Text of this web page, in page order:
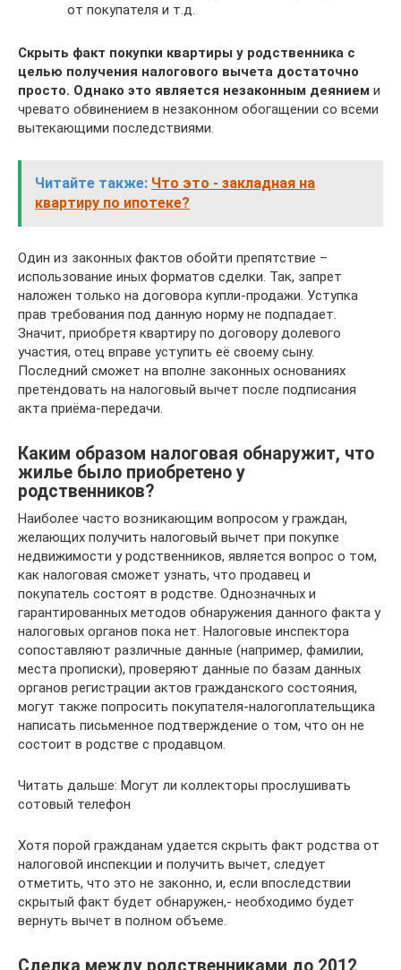
от покупателя и т.д.
Скрыть факт покупки квартиры у родственника с
целью получения налогового вычета достаточно
просто. Однако это является незаконным деянием и
чревато обвинением в незаконном обогащении со всеми
вытекающими последствиями.
Читайте также: Что это - закладная на
квартиру по ипотеке?
Один из законных фактов обойти препятствие –
использование иных форматов сделки. Так, запрет
наложен только на договора купли-продажи. Уступка
прав требования под данную норму не подпадает.
Значит, приобретя квартиру по договору долевого
участия, отец вправе уступить её своему сыну.
Последний сможет на вполне законных основаниях
претендовать на налоговый вычет после подписания
акта приёма-передачи.
Каким образом налоговая обнаружит, что
жилье было приобретено у
родственников?
Наиболее часто возникающим вопросом у граждан,
желающих получить налоговый вычет при покупке
недвижимости у родственников, является вопрос о том,
как налоговая сможет узнать, что продавец и
покупатель состоят в родстве. Однозначных и
гарантированных методов обнаружения данного факта у
налоговых органов пока нет. Налоговые инспектора
сопоставляют различные данные (например, фамилии,
места прописки), проверяют данные по базам данных
органов регистрации актов гражданского состояния,
могут также попросить покупателя-налогоплательщика
написать письменное подтверждение о том, что он не
состоит в родстве с продавцом.
Читать дальше: Могут ли коллекторы прослушивать
сотовый телефон
Хотя порой гражданам удается скрыть факт родства от
налоговой инспекции и получить вычет, следует
отметить, что это не законно, и, если впоследствии
скрытый факт будет обнаружен,- необходимо будет
вернуть вычет в полном объеме.